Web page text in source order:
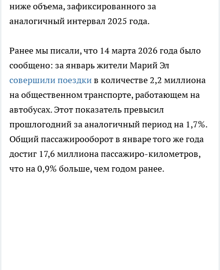
ниже объема, зафиксированного за
аналогичный интервал 2025 года.
Ранее мы писали, что 14 марта 2026 года было
сообщено: за январь жители Марий Эл
совершили поездкив количестве 2,2 миллиона
на общественном транспорте, работающем на
автобусах. Этот показатель превысил
прошлогодний за аналогичный период на 1,7%.
Общий пассажирооборот в январе того же года
достиг 17,6 миллиона пассажиро-километров,
что на 0,9% больше, чем годом ранее.